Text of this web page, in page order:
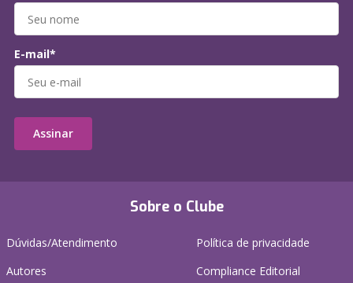
Sobre o Clube
Dúvidas/Atendimento
Autores
Política de privacidade
Compliance Editorial
E-mail*
Assinar